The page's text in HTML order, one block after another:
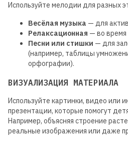
Используйте мелодии для разных
Весёлая музыка — для
Релаксационная — во время
Песни или стишки — для
(например, таблицы
орфографии).
ВИЗУАЛИЗАЦИЯ МАТЕРИАЛА
Используйте картинки, видео или
презентации, которые помогут
Например, объясняя строение
реальные изображения или даже